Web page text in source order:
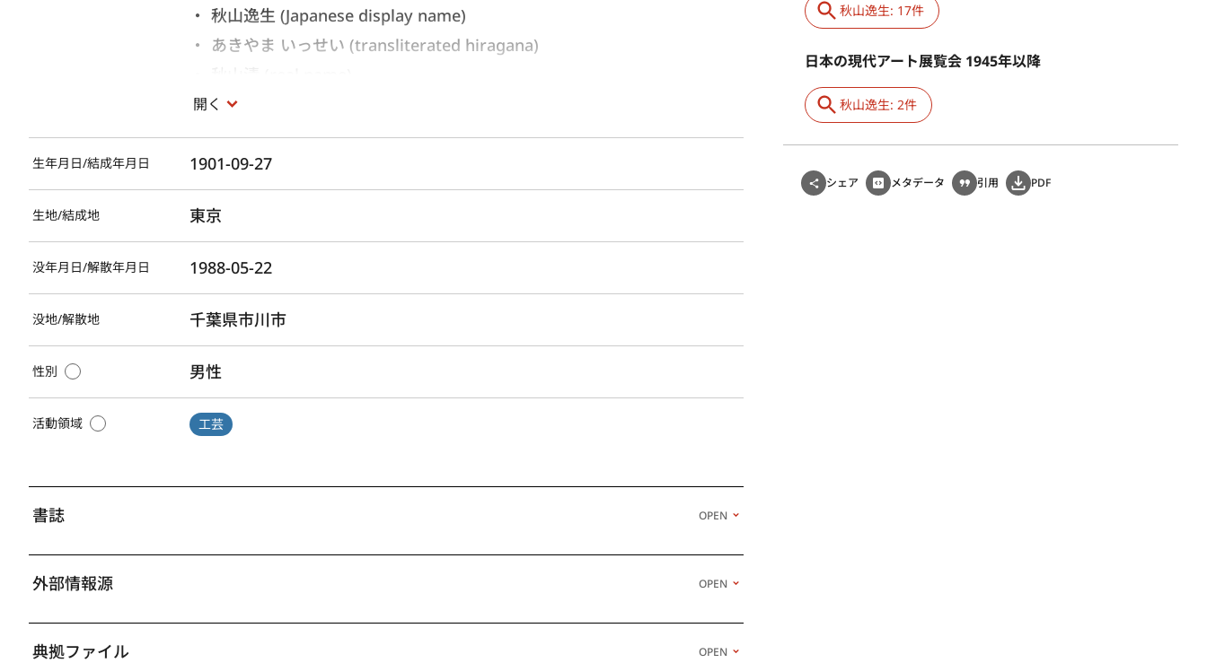
秋山逸生 (Japanese display name)
あきやま いっせい (transliterated hiragana)
開く
生年月日/結成年月日 1901-09-27
生地/結成地 東京
没年月日/解散年月日 1988-05-22
没地/解散地 千葉県市川市
性別 男性
活動領域 工芸
書誌 OPEN
外部情報源 OPEN
典拠ファイル OPEN
秋山逸生: 17件
日本の現代アート展覧会 1945年以降
秋山逸生: 2件
シェア メタデータ 引用 PDF